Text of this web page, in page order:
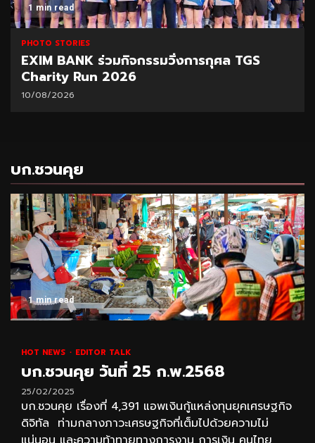
1 min read
PHOTO STORIES
EXIM BANK ร่วมกิจกรรมวิ่งการกุศล TGS
Charity Run 2026
10/08/2026
บก.ชวนคุย
1 min read
HOT NEWS EDITOR TALK
บก.ชวนคุย วันที่ 25 ก.พ.2568
25/02/2025
บก.ชวนคุย เรื่องที่ 4,391 แอพเงินกู้แหล่งทุนยุคเศรษฐกิจ
ดิจิทัล ท่ามกลางภาวะเศรษฐกิจที่เต็มไปด้วยความไม่